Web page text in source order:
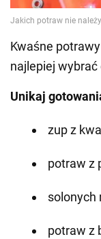
Kwaśne
najlepiej wybrać
Unikaj
zup z
potraw z
solonych
potraw z